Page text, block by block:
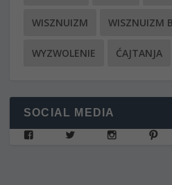
WISZNUIZM WISZNUIZM
WYZWOLENIE ĆAJTANJA
SOCIAL MEDIA